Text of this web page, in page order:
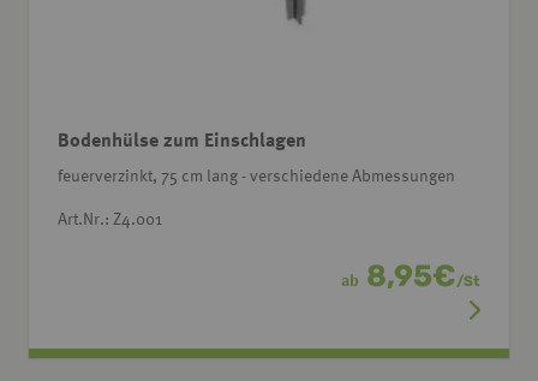
Bodenhülse zum Einschlagen
feuerverzinkt, 75 cm lang - verschiedene Abmessungen
Art.Nr.: Z4.001
ab 8,95€/St